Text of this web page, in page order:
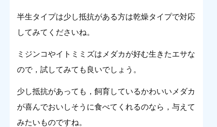
半生タイプは少し抵抗がある方は乾燥タイプで対応
してみてくださいね。
ミジンコやイトミミズはメダカが好む生きたエサな
ので，試してみても良いでしょう。
少し抵抗があっても，飼育しているかわいいメダカ
が喜んでおいしそうに食べてくれるのなら，与えて
みたいものですね。